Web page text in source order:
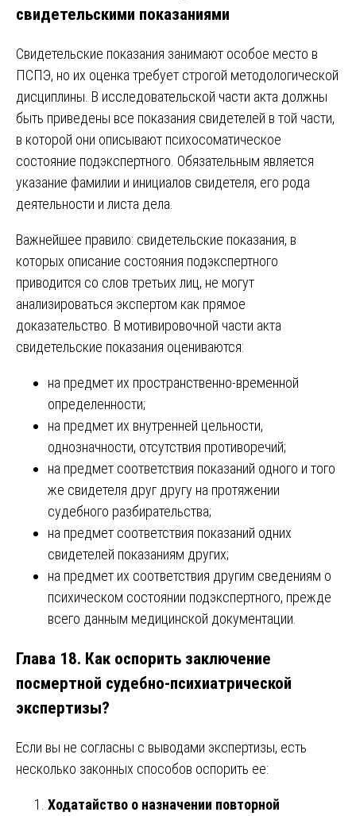
свидетельскими показаниями
Свидетельские показания занимают особое место в
ПСПЭ, но их оценка требует строгой методологической
дисциплины. В исследовательской части акта должны
быть приведены все показания свидетелей в той части,
в которой они описывают психосоматическое
состояние подэкспертного. Обязательным является
указание фамилии и инициалов свидетеля, его рода
деятельности и листа дела.
Важнейшее правило: свидетельские показания, в
которых описание состояния подэкспертного
приводится со слов третьих лиц, не могут
анализироваться экспертом как прямое
доказательство. В мотивировочной части акта
свидетельские показания оцениваются:
на предмет их пространственно-временной
определенности;
на предмет их внутренней цельности,
однозначности, отсутствия противоречий;
на предмет соответствия показаний одного и того
же свидетеля друг другу на протяжении
судебного разбирательства;
на предмет соответствия показаний одних
свидетелей показаниям других;
на предмет их соответствия другим сведениям о
психическом состоянии подэкспертного, прежде
всего данным медицинской документации.
Глава 18. Как оспорить заключение
посмертной судебно-психиатрической
экспертизы?
Если вы не согласны с выводами экспертизы, есть
несколько законных способов оспорить ее:
Ходатайство о назначении повторной